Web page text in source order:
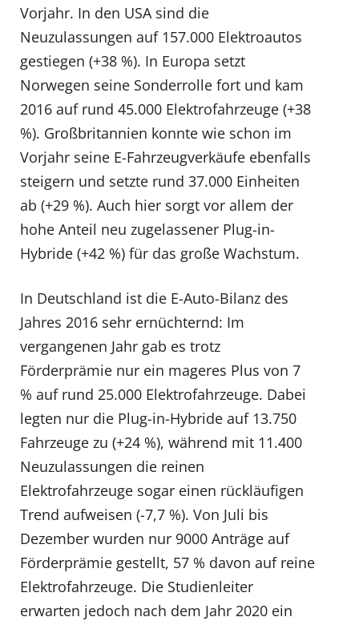
Vorjahr. In den USA sind die
Neuzulassungen auf 157.000 Elektroautos
gestiegen (+38 %). In Europa setzt
Norwegen seine Sonderrolle fort und kam
2016 auf rund 45.000 Elektrofahrzeuge (+38
%). Großbritannien konnte wie schon im
Vorjahr seine E-Fahrzeugverkäufe ebenfalls
steigern und setzte rund 37.000 Einheiten
ab (+29 %). Auch hier sorgt vor allem der
hohe Anteil neu zugelassener Plug-in-
Hybride (+42 %) für das große Wachstum.
In Deutschland ist die E-Auto-Bilanz des
Jahres 2016 sehr ernüchternd: Im
vergangenen Jahr gab es trotz
Förderprämie nur ein mageres Plus von 7
% auf rund 25.000 Elektrofahrzeuge. Dabei
legten nur die Plug-in-Hybride auf 13.750
Fahrzeuge zu (+24 %), während mit 11.400
Neuzulassungen die reinen
Elektrofahrzeuge sogar einen rückläufigen
Trend aufweisen (-7,7 %). Von Juli bis
Dezember wurden nur 9000 Anträge auf
Förderprämie gestellt, 57 % davon auf reine
Elektrofahrzeuge. Die Studienleiter
erwarten jedoch nach dem Jahr 2020 ein